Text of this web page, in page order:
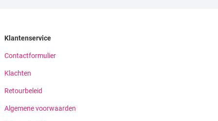
Klantenservice
Contactformulier
Klachten
Retourbeleid
Algemene voorwaarden